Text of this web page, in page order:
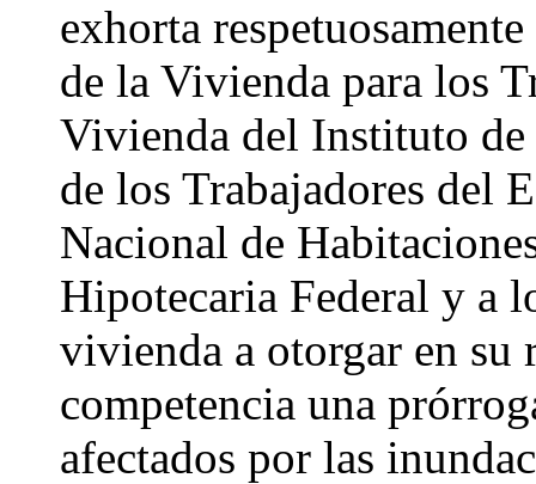
exhorta
de la Vivienda para los
Vivienda del Instituto
de los Trabajadores del
Nacional de
Hipotecaria Federal y a
vivienda a otorgar en su
competencia una
afectados por las